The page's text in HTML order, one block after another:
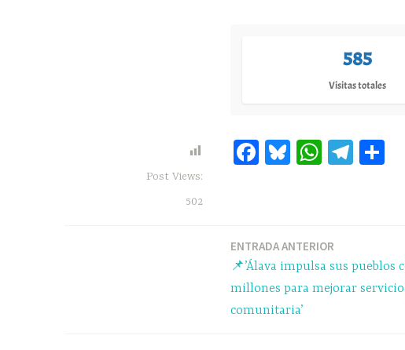
585
Visitas totales
Post Views:
502
Fa Bl W
pp
Te
m
r
ENTRADA ANTERIOR
📌’Álava impulsa sus pueblos
millones para mejorar
comunitaria’